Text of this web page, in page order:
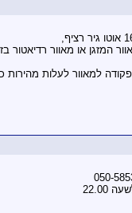
המזגן או מאוור
למאוור לעלות